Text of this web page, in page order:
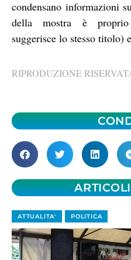
condensano informazioni
della mostra è proprio
suggerisce lo stesso titolo)
RIPRODUZIONE
ATTUALITA' POLITICA